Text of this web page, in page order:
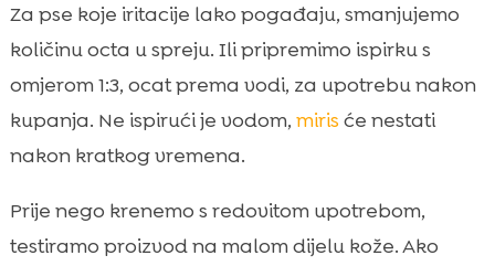
Za pse koje iritacije lako pogađaju, smanjujemo
količinu octa u spreju. Ili pripremimo ispirku s
omjerom 1:3, ocat prema vodi, za upotrebu nakon
kupanja. Ne ispirući je vodom, miris će nestati
nakon kratkog vremena.
Prije nego krenemo s redovitom upotrebom,
testiramo proizvod na malom dijelu kože. Ako